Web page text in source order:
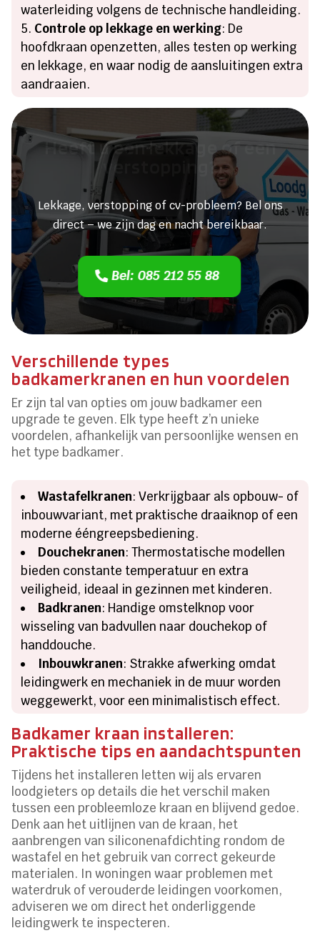
waterleiding volgens de technische handleiding.
Controle op lekkage en werking: De
hoofdkraan openzetten, alles testen op werking
en lekkage, en waar nodig de aansluitingen extra
aandraaien.
Heeft u een lekkage of een
verstopping?
Lekkage, verstopping of cv-probleem? Bel ons
direct – we zijn dag en nacht bereikbaar.
Bel: 085 212 55 88
Verschillende types
badkamerkranen en hun voordelen
Er zijn tal van opties om jouw badkamer een
upgrade te geven. Elk type heeft z’n unieke
voordelen, afhankelijk van persoonlijke wensen en
het type badkamer.
Wastafelkranen: Verkrijgbaar als opbouw- of
inbouwvariant, met praktische draaiknop of een
moderne ééngreepsbediening.
Douchekranen: Thermostatische modellen
bieden constante temperatuur en extra
veiligheid, ideaal in gezinnen met kinderen.
Badkranen: Handige omstelknop voor
wisseling van badvullen naar douchekop of
handdouche.
Inbouwkranen: Strakke afwerking omdat
leidingwerk en mechaniek in de muur worden
weggewerkt, voor een minimalistisch effect.
Badkamer kraan installeren:
Praktische tips en aandachtspunten
Tijdens het installeren letten wij als ervaren
loodgieters op details die het verschil maken
tussen een probleemloze kraan en blijvend gedoe.
Denk aan het uitlijnen van de kraan, het
aanbrengen van siliconenafdichting rondom de
wastafel en het gebruik van correct gekeurde
materialen. In woningen waar problemen met
waterdruk of verouderde leidingen voorkomen,
adviseren we om direct het onderliggende
leidingwerk te inspecteren.